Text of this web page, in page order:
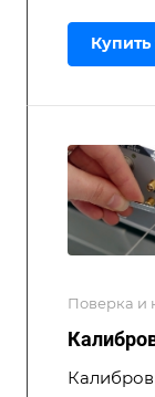
Купить
Поверка и